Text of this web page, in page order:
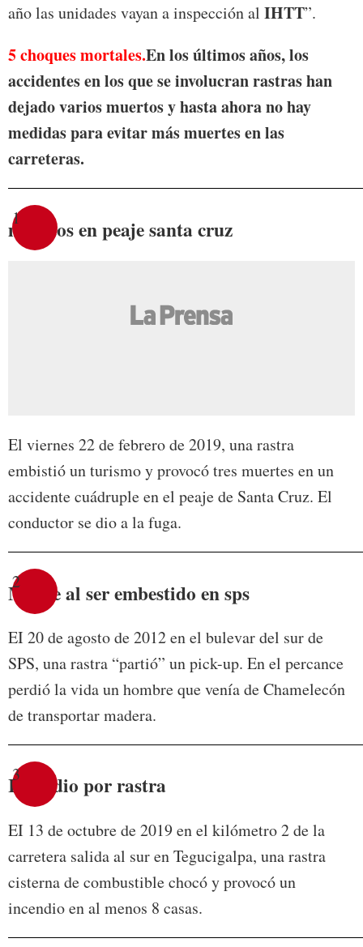
año las unidades vayan a inspección al IHTT”.
5choques mortales.En los últimos años, los
accidentes en los que se involucran rastras han
dejado varios muertos y hasta ahora no hay
medidas para evitar más muertes en las
carreteras.
1
muertos en peaje santa cruz
El viernes 22 de febrero de 2019, una rastra
embistió un turismo y provocó tres muertes en un
accidente cuádruple en el peaje de Santa Cruz. El
conductor se dio a la fuga.
2
Muere al ser embestido en sps
EI 20 de agosto de 2012 en el bulevar del sur de
SPS, una rastra “partió” un pick-up. En el percance
perdió la vida un hombre que venía de Chamelecón
de transportar madera.
3
Incendio por rastra
EI 13 de octubre de 2019 en el kilómetro 2 de la
carretera salida al sur en Tegucigalpa, una rastra
cisterna de combustible chocó y provocó un
incendio en al menos 8 casas.